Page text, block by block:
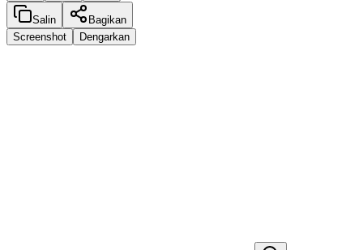
Salin
Bagikan
Screenshot
Dengarkan